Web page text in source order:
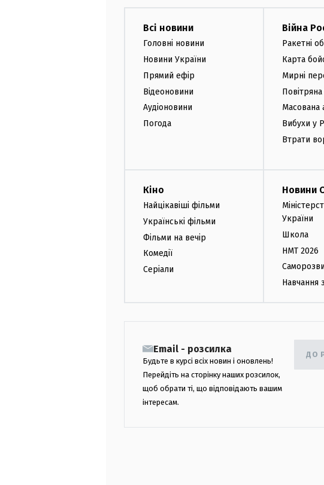
Всі новини
Головні новини
Новини України
Прямий ефір
Відеоновини
Аудіоновини
Погода
Війна
Ракетні
Карта
Мирні
Масована
Вибухи у
Втрати
Кіно
Найцікавіші фільми
Українські фільми
Фільми на вечір
Комедії
Серіали
Новини
України
Школа
НМТ 2026
Навчання
Email - розсилка
Будьте в курсі всіх новин і оновлень!
Перейдіть на сторінку наших розсилок,
щоб обрати ті, що відповідають вашим
інтересам.
ДО